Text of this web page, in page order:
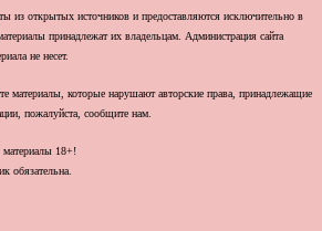
из открытых источников и предоставляются исключительно в
принадлежат их владельцам. Администрация сайта
не несет.
материалы, которые нарушают авторские права, принадлежащие
пожалуйста, сообщите нам.
материалы 18+!
обязательна.